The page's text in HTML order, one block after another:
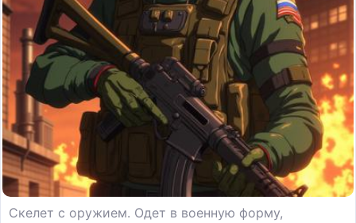
Скелет с оружием. Одет в военную форму,